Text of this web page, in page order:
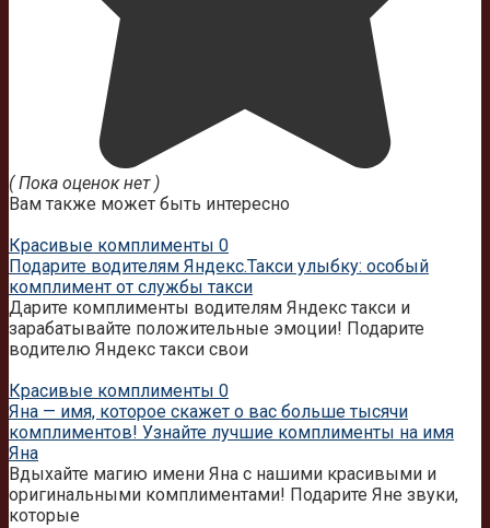
( Пока оценок нет )
Вам также может быть интересно
Красивые комплименты 0
Подарите водителям Яндекс.Такси улыбку: особый
комплимент от службы такси
Дарите комплименты водителям Яндекс такси и
зарабатывайте положительные эмоции! Подарите
водителю Яндекс такси свои
Красивые комплименты 0
Яна — имя, которое скажет о вас больше тысячи
комплиментов! Узнайте лучшие комплименты на имя
Яна
Вдыхайте магию имени Яна с нашими красивыми и
оригинальными комплиментами! Подарите Яне звуки,
которые